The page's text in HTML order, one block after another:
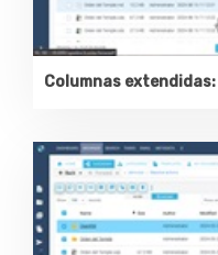
Columnas extendidas: